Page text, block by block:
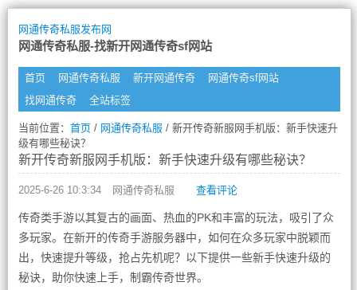
网通传奇私服发布网
网通传奇私服-找新开网通传奇sf网站
首页 网通传奇私服 新开网通传奇
网通传奇sf网站
找网通传奇
全站标签
当前位置： 首页/ 网通传奇私服 / 新开传奇新服网手机版：新手快速升
级有哪些秘诀？
新开传奇新服网手机版：新手快速升级有哪些秘诀？
2025-6-26 10:3:34 网通传奇私服 查看评论
传奇类手游以其复古的画面、热血的PK和丰富的玩法，吸引了众
多玩家。在新开的传奇手游服务器中，如何在众多玩家中脱颖而
出，快速提升等级，抢占先机呢？以下提供一些新手快速升级的
秘诀，助你快速上手，制霸传奇世界。